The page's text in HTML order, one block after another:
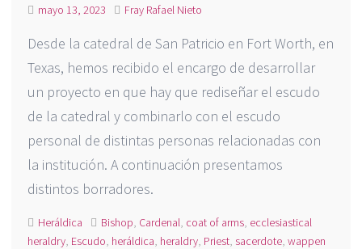
mayo 13, 2023 Fray Rafael Nieto
Desde la catedral de San Patricio en Fort Worth, en
Texas, hemos recibido el encargo de desarrollar
un proyecto en que hay que rediseñar el escudo
de la catedral y combinarlo con el escudo
personal de distintas personas relacionadas con
la institución. A continuación presentamos
distintos borradores.
Heráldica Bishop, Cardenal, coat of arms, ecclesiastical
heraldry, Escudo, heráldica, heraldry, Priest, sacerdote,wappen